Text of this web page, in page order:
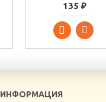
135 ₽
ИНФОРМАЦИЯ